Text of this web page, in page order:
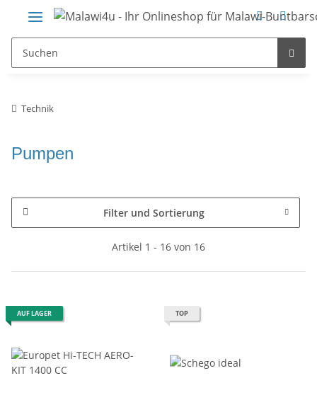
Technik
Pumpen
Filter und Sortierung
Artikel 1 - 16 von 16
AUF LAGER TOP